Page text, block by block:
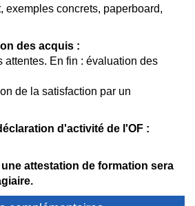
exemples concrets, paperboard,
des acquis :
attentes. En fin : évaluation des
de la satisfaction par un
d'activité de l'OF :
attestation de formation sera